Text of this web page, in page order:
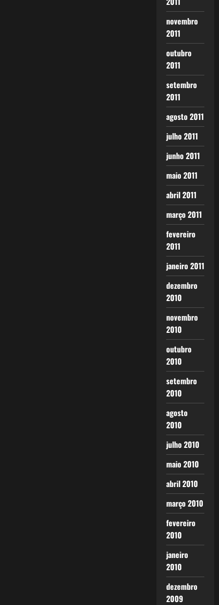
novembro
2011
outubro
2011
setembro
2011
agosto 2011
julho 2011
junho 2011
maio 2011
abril 2011
março 2011
fevereiro
2011
janeiro 2011
dezembro
2010
novembro
2010
outubro
2010
setembro
2010
agosto
2010
julho 2010
maio 2010
abril 2010
março 2010
fevereiro
2010
janeiro
2010
dezembro
2009